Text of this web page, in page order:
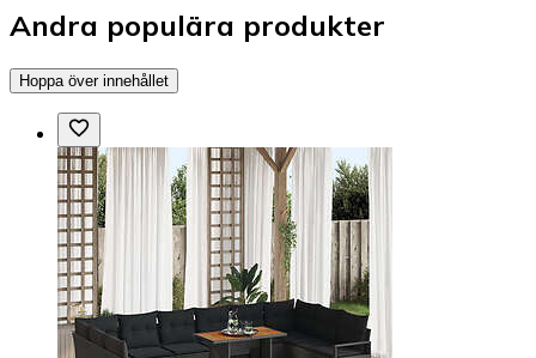
Andra populära produkter
Hoppa över innehållet